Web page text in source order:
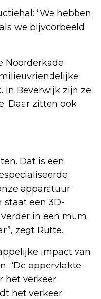
“We hebben
we bijvoorbeeld
Noorderkade
In Beverwijk zijn ze
Daar zitten ook
Dat is een
apparatuur
staat een 3D-
in een mum
zegt Rutte.
impact van
“De oppervlakte
het verkeer
het verkeer